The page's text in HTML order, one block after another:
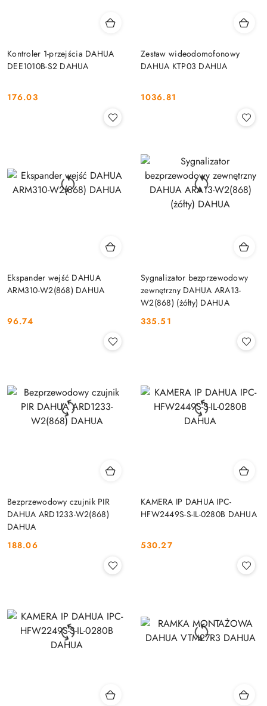
Kontroler 1-przejścia DAHUA
DEE1010B-S2 DAHUA
Cena:
176.03
Zestaw wideodomofonowy
DAHUA KTP03 DAHUA
Cena:
1036.81
Ekspander wejść DAHUA
ARM310-W2(868) DAHUA
Cena:
96.74
Sygnalizator bezprzewodowy
zewnętrzny DAHUA ARA13-
W2(868) (żółty) DAHUA
Cena:
335.51
Bezprzewodowy czujnik PIR
DAHUA ARD1233-W2(868)
DAHUA
Cena:
188.06
KAMERA IP DAHUA IPC-
HFW2449S-S-IL-0280B DAHUA
Cena:
530.27